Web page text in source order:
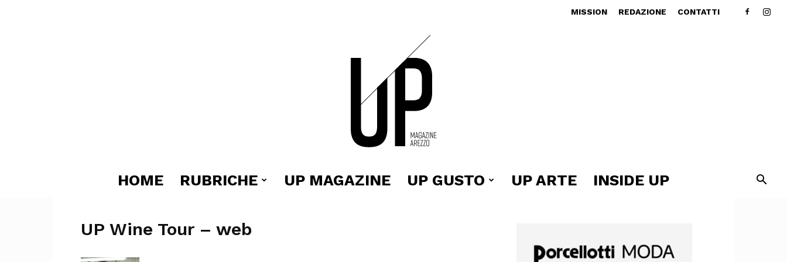
MISSION REDAZIONE CONTATTI
HOME RUBRICHE UP MAGAZINE UP GUSTO UP ARTE INSIDE UP
UP Wine Tour – web